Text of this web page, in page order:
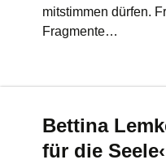
mitstimmen dürfen.
Fragmente…
Bettina
für die